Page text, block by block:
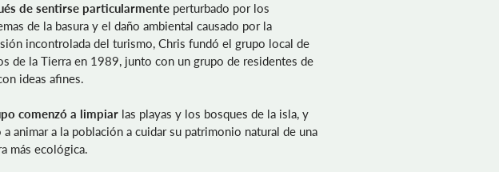
de sentirse particularmente perturbado por los
de la basura y el daño ambiental causado por la
incontrolada del turismo, Chris fundó el grupo local de
de la Tierra en 1989, junto con un grupo de residentes de
ideas afines.
comenzó a limpiar las playas y los bosques de la isla, y
a animar a la población a cuidar su patrimonio natural de una
más ecológica.